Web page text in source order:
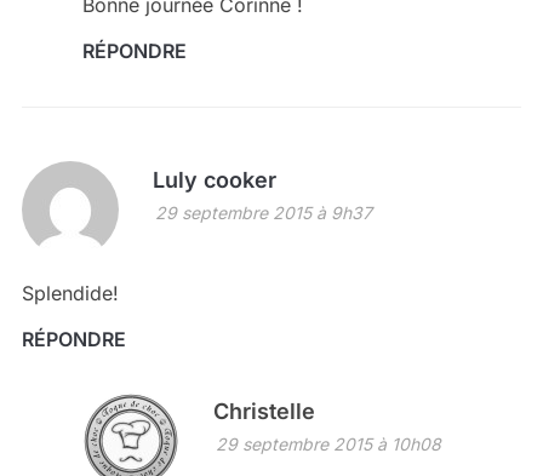
RÉPONDRE
Luly cooker
29 septembre 2015 à 9h37
Splendide!
RÉPONDRE
Christelle
29 septembre 2015 à 10h08